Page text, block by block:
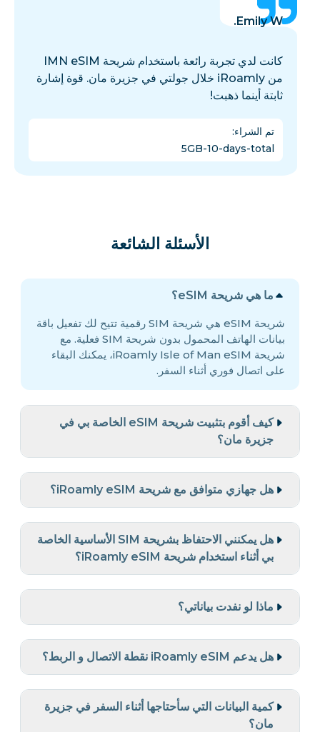
Emily W.
كانت لدي تجربة رائعة باستخدام شريحة IMN eSIM
من iRoamly خلال جولتي في جزيرة مان. قوة إشارة
ثابتة أينما ذهبت!
تم الشراء:
5GB-10-days-total
الأسئلة الشائعة
ما هي شريحة eSIM؟
شريحة eSIM هي شريحة SIM رقمية تتيح لك تفعيل باقة
بيانات الهاتف المحمول بدون شريحة SIM فعلية. مع
شريحة iRoamly Isle of Man eSIM، يمكنك البقاء
على اتصال فوري أثناء السفر.
كيف أقوم بتثبيت شريحة eSIM الخاصة بي في
جزيرة مان؟
هل جهازي متوافق مع شريحة iRoamly eSIM؟
هل يمكنني الاحتفاظ بشريحة SIM الأساسية الخاصة
بي أثناء استخدام شريحة iRoamly eSIM؟
ماذا لو نفدت بياناتي؟
هل يدعم iRoamly eSIM نقطة الاتصال و الربط؟
كمية البيانات التي سأحتاجها أثناء السفر في جزيرة
مان؟